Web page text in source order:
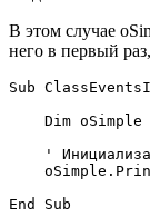
В этом случае
него в первый
Sub
Dim oSimple
'